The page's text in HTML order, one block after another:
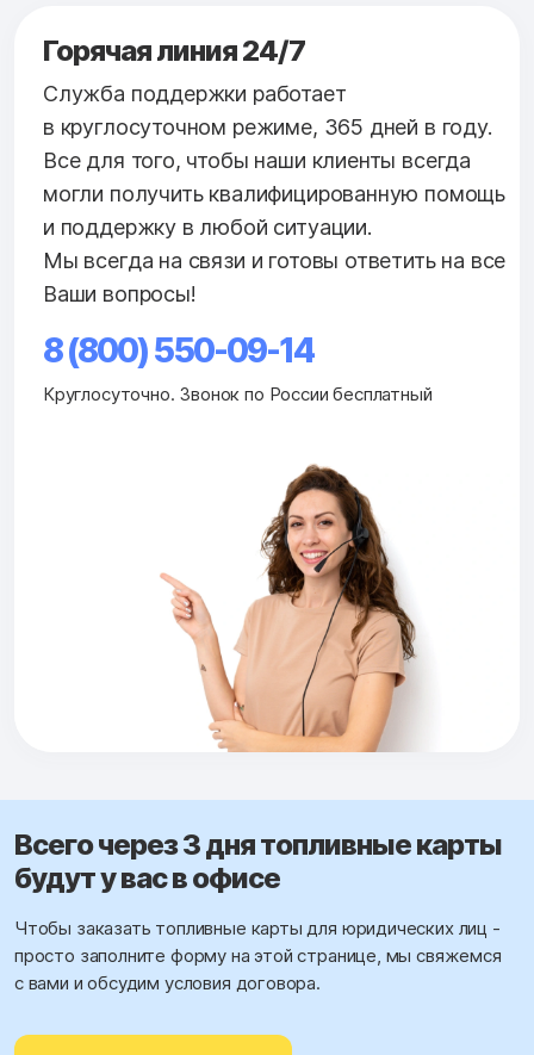
Горячая линия 24/7
Служба поддержки работает
в круглосуточном режиме, 365 дней в году.
Все для того, чтобы наши клиенты всегда
могли получить квалифицированную помощь
и поддержку в любой ситуации.
Мы всегда на связи и готовы ответить на все
Ваши вопросы!
8 (800) 550-09-14
Круглосуточно. Звонок по России бесплатный
Всего через 3 дня топливные карты
будут у вас в офисе
Чтобы заказать топливные карты для юридических лиц -
просто заполните форму на этой странице, мы свяжемся
с вами и обсудим условия договора.